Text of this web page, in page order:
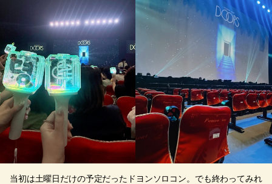
当初は土曜日だけの予定だったドヨンソロコン。でも終わってみれ